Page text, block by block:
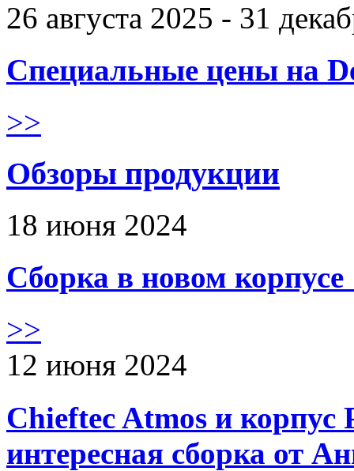
26 августа 2025 - 31
Специальные цены на
>>
Обзоры продукции
18 июня 2024
Сборка в новом
>>
12 июня 2024
Chieftec Atmos и корпус
интересная сборка от